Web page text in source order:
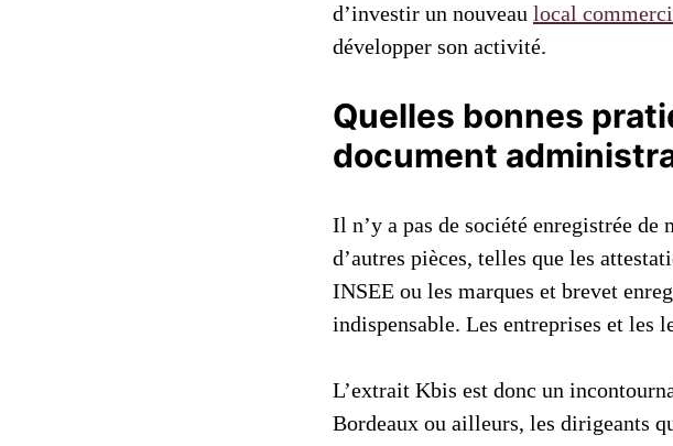
d’investir un nouveau local
développer son activité.
Quelles bonnes
document
Il n’y a pas de société enregistrée
d’autres pièces, telles que les
INSEE ou les marques et brevet
indispensable. Les entreprises et les
L’extrait Kbis est donc un
Bordeaux ou ailleurs, les dirigeants